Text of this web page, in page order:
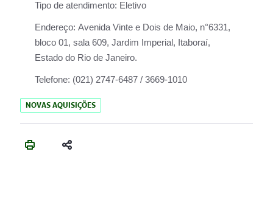
Tipo de atendimento: Eletivo
Endereço: Avenida Vinte e Dois de Maio, n°6331,
bloco 01, sala 609, Jardim Imperial, Itaboraí,
Estado do Rio de Janeiro.
Telefone: (021) 2747-6487 / 3669-1010
NOVAS AQUISIÇÕES